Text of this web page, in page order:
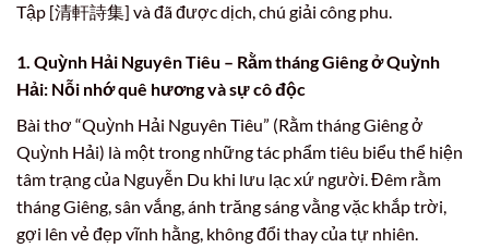
Tập [清軒詩集] và đã được dịch, chú giải công phu.
1. Quỳnh Hải Nguyên Tiêu – Rằm tháng Giêng ở Quỳnh
Hải: Nỗi nhớ quê hương và sự cô độc
Bài thơ “Quỳnh Hải Nguyên Tiêu” (Rằm tháng Giêng ở
Quỳnh Hải) là một trong những tác phẩm tiêu biểu thể hiện
tâm trạng của Nguyễn Du khi lưu lạc xứ người. Đêm rằm
tháng Giêng, sân vắng, ánh trăng sáng vằng vặc khắp trời,
gợi lên vẻ đẹp vĩnh hằng, không đổi thay của tự nhiên.